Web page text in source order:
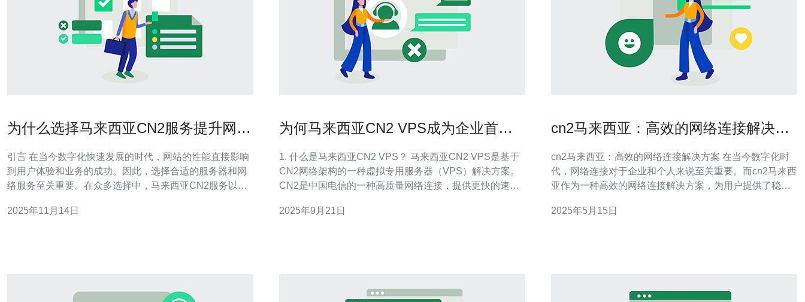
为什么选择马来西亚CN2服务提升网站
引言 在当今数字化快速发展的时代，网站的性能直接影响
到用户体验和业务的成功。因此，选择合适的服务器和网
络服务至关重要。在众多选择中，马来西亚CN2服务以其
将详细评测马来西亚CN2服务的优势，帮助企业和个人做
2025年11月14日
为何马来西亚CN2 VPS成为企业首选
1. 什么是马来西亚CN2 VPS？ 马来西亚CN2 VPS是基于
CN2网络架构的一种虚拟专用服务器（VPS）解决方案。
CN2是中国电信的一种高质量网络连接，提供更快的速度
拟服务器，用户可以独立使用每个虚拟服务器的资源。这
2025年9月21日
cn2马来西亚：高效的网络连接解决方
cn2马来西亚：高效的网络连接解决方案 在当今数字化时
代，网络连接对于企业和个人来说至关重要。而cn2马来西
亚作为一种高效的网络连接解决方案，为用户提供了稳
于高性能网络架构的网络连接服务，它通过优化网络路径
2025年5月15日